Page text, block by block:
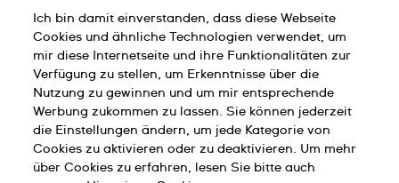
Datenschutzbedingungen
Hinweis Zu Cookies
Nutzungsbedingungen Impressum
Ich bin damit einverstanden, dass diese Webseite
Cookies und ähnliche Technologien verwendet, um
mir diese Internetseite und ihre Funktionalitäten zur
Verfügung zu stellen, um Erkenntnisse über die
Nutzung zu gewinnen und um mir entsprechende
Werbung zukommen zu lassen. Sie können jederzeit
die Einstellungen ändern, um jede Kategorie von
Cookies zu aktivieren oder zu deaktivieren. Um mehr
über Cookies zu erfahren, lesen Sie bitte auch